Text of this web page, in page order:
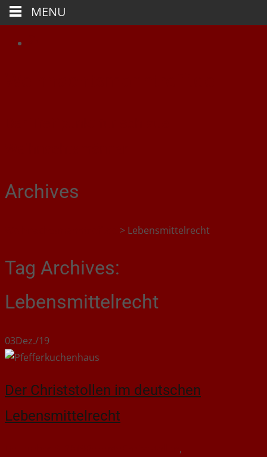
Archives
> Lebensmittelrecht
Tag Archives:
Lebensmittelrecht
03Dez./19
Der Christstollen im deutschen
Lebensmittelrecht
,
MENU